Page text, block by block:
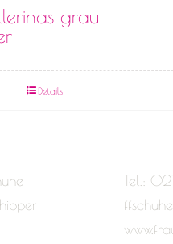
grau
Details
Tel.: